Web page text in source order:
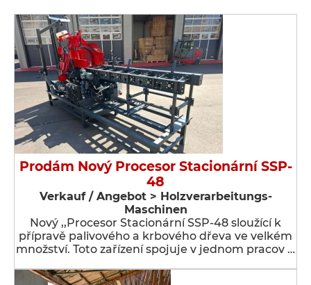
Prodám Nový Procesor Stacionární SSP-
48
Verkauf / Angebot > Holzverarbeitungs-
Maschinen
Nový ,,Procesor Stacionární SSP-48 sloužící k
přípravě palivového a krbového dřeva ve velkém
množství. Toto zařízení spojuje v jednom pracov …